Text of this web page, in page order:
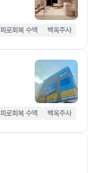
피로회복 수액 백옥주사
피로회복 수액 백옥주사